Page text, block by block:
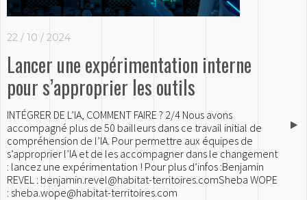
22 / 10 / 2024
Lancer une expérimentation interne
pour s’approprier les outils
INTÉGRER DE L’IA, COMMENT FAIRE ? 2/4 Nous avons
accompagné plus de 50 bailleurs dans ce travail initial de
compréhension de l’IA. Pour permettre aux équipes de
s’approprier l’IA et de les accompagner dans le changement
: lancez une expérimentation ! Pour plus d’infos :Benjamin
REVEL : benjamin.revel@habitat-territoires.comSheba WOPE
: sheba.wope@habitat-territoires.com